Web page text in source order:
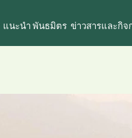
แนะนำ พันธมิตร ข่าวสารและกิจ